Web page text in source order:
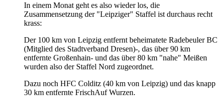
In einem Monat geht es also wieder los, die
Zusammensetzung der "Leipziger" Staffel ist durchaus recht
krass:
Der 100 km von Leipzig entfernt beheimatete Radebeuler BC
(Mitglied des Stadtverband Dresen)-, das über 90 km
entfernte Großenhain- und das über 80 km "nahe" Meißen
wurden also der Staffel Nord zugeordnet.
Dazu noch HFC Colditz (40 km von Leipzig) und das knapp
30 km entfernte FrischAuf Wurzen.